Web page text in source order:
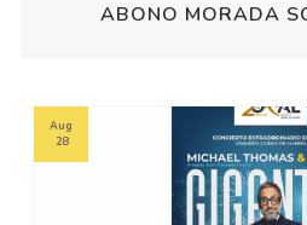
ABONO MORADA
Aug
28